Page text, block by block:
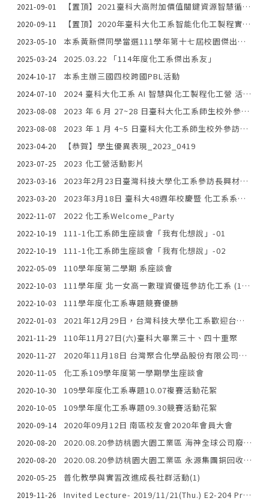
2021-09-01 【置頂】2021臺科大高附加價值關鍵資源智慧循環經濟製程實作計畫成果短片
2020-09-11 【置頂】2020年臺科大化工系智能化化工製程實驗室介紹影片
2023-05-10 本系黃新傑同學當選111學年第十七屆校園傑出青年感言
2025-03-24 2025.03.22 「114年度化工系傑出系友」
2024-10-17 本系主辦三國四校跨國PBL活動
2024-07-10 2024 臺科大化工系 AI 智慧與化工製程化工營 活動花絮
2023-08-08 2023 年 6 月 27~28 日臺科大化工系師生校外參訪紀錄
2023-08-08 2023 年 1 月 4~5 日臺科大化工系師生校外參訪紀錄
2023-04-20 【恭賀】學生優異表現_2023_0419
2023-07-25 2023 化工營活動影片
2023-03-16 2023年2月23日臺灣科技大學化工系參訪長興材料公司，積極開拓產學合作的新契機
2023-03-20 2023年3月18日 臺科大48週年校慶暨 化工系系友回娘家活動
2022-11-07 2022 化工系Welcome_Party
2022-10-19 111-1化工系師生座談會「我有化想說」-01
2022-10-19 111-1化工系師生座談會「我有化想說」-02
2022-05-09 110學年度第二學期 系座談會
2022-10-03 111學年度 北一女高一數理資優班參訪化工系 (111.09.26)
2022-10-03 111學年度化工系專題競賽優勝
2022-01-03 2021年12月29日，台灣科技大學化工系歡迎台中高工化工科組長、主任、王老師、與高三甲、乙兩班的同學蒞臨參觀。
2021-11-29 110年11月27日(六)臺科大畢業三十、四十重聚
2020-11-27 2020年11月18日 台灣聚合化學品股份有限公司參訪活動
2020-11-05 化工系109學年度第一學期學生座談會
2020-10-30 109學年度化工系專題10.07複賽活動花絮
2020-10-05 109學年度化工系專題09.30競賽活動花絮
2020-09-14 2020年09月12日 南區校友會2020年會員大會
2020-08-20 2020.08.20參訪桃園大園工業區 海神全球公司廢塑料無氧催化回收工廠
2020-08-20 2020.08.20參訪桃園大園工業區 永源集團銅回收再利用工廠
2020-05-25 普化教學與實習改進成長社群活動(1)
2019-11-26 Invited Lecture- 2019/11/21(Thu.) E2-204 Prof. RAJA SHUNMUGAM